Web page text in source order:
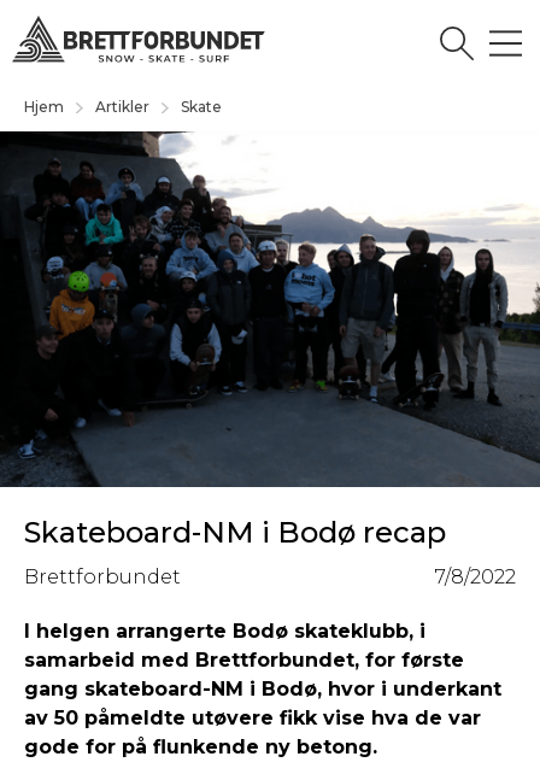
Hjem Artikler Skate
Skateboard-NM i Bodø recap
7/8/2022
Brettforbundet
I helgen arrangerte Bodø skateklubb, i
samarbeid med Brettforbundet, for første
gang skateboard-NM i Bodø, hvor i underkant
av 50 påmeldte utøvere fikk vise hva de var
gode for på flunkende ny betong.